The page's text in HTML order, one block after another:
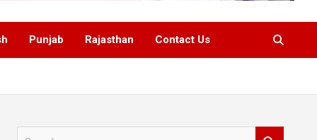
Punjab Rajasthan Contact Us